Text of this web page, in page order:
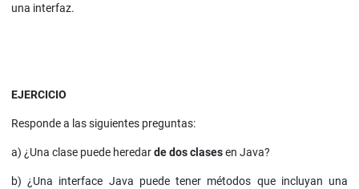
una interfaz.
EJERCICIO
Responde a las siguientes preguntas:
a) ¿Una clase puede heredarde dos clasesen Java?
b) ¿Una interface Java puede tener métodos que incluyan una